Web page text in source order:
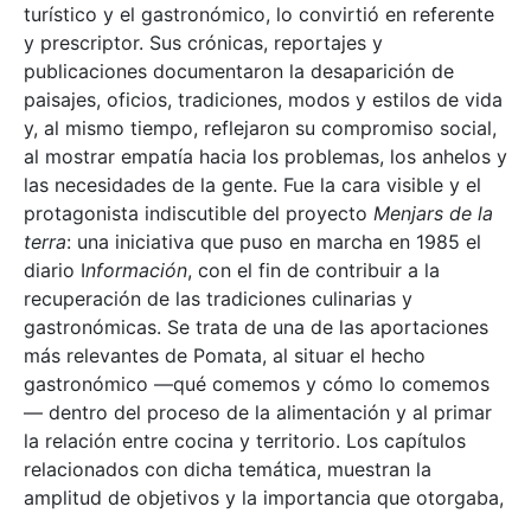
turístico y el gastronómico, lo convirtió en referente
y prescriptor. Sus crónicas, reportajes y
publicaciones documentaron la desaparición de
paisajes, oficios, tradiciones, modos y estilos de vida
y, al mismo tiempo, reflejaron su compromiso social,
al mostrar empatía hacia los problemas, los anhelos y
las necesidades de la gente. Fue la cara visible y el
protagonista indiscutible del proyecto Menjars de la
terra: una iniciativa que puso en marcha en 1985 el
diario Información, con el fin de contribuir a la
recuperación de las tradiciones culinarias y
gastronómicas. Se trata de una de las aportaciones
más relevantes de Pomata, al situar el hecho
gastronómico —qué comemos y cómo lo comemos
— dentro del proceso de la alimentación y al primar
la relación entre cocina y territorio. Los capítulos
relacionados con dicha temática, muestran la
amplitud de objetivos y la importancia que otorgaba,